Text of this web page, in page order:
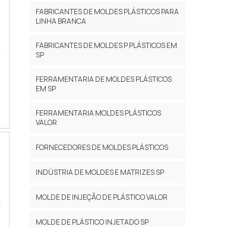
FABRICANTES DE MOLDES PLÁSTICOS PARA
LINHA BRANCA
FABRICANTES DE MOLDES P PLÁSTICOS EM
SP
FERRAMENTARIA DE MOLDES PLÁSTICOS
EM SP
FERRAMENTARIA MOLDES PLÁSTICOS
VALOR
FORNECEDORES DE MOLDES PLÁSTICOS
INDÚSTRIA DE MOLDES E MATRIZES SP
MOLDE DE INJEÇÃO DE PLÁSTICO VALOR
MOLDE DE PLÁSTICO INJETADO SP